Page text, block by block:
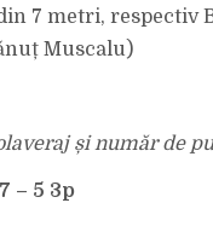
7 metri, respectiv
Muscalu)
și număr de
– 5 3p